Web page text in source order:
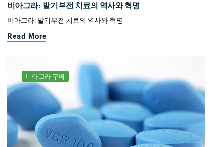
비아그라: 발기부전 치료의 역사와 혁명
비아그라: 발기부전 치료의 역사와 혁명
Read More
비아그라 구매